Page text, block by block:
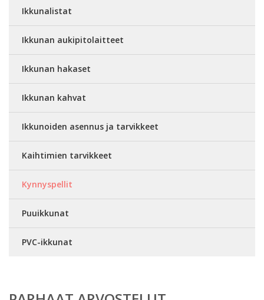
Ikkunalistat
Ikkunan aukipitolaitteet
Ikkunan hakaset
Ikkunan kahvat
Ikkunoiden asennus ja tarvikkeet
Kaihtimien tarvikkeet
Kynnyspellit
Puuikkunat
PVC-ikkunat